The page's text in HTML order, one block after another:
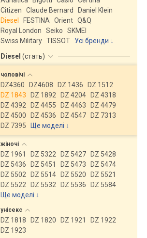
Citizen
Claude Bernard
Daniel Klein
Diesel
FESTINA Orient Q&Q
Royal London
Seiko
SKMEI
Swiss Military TISSOT
Усі бренди
Diesel (стать)
чоловічі
DZ4360 DZ4608 DZ 1436
DZ 1512
DZ 1843
DZ 1892 DZ 4204
DZ 4318
DZ 4392
DZ 4455 DZ 4463
DZ 4479
DZ 4500
DZ 4536 DZ 4547
DZ 7313
DZ 7395
Ще моделі ↓
жіночі
DZ 1961 DZ 5322 DZ 5427
DZ 5428
DZ 5436
DZ 5451 DZ 5473
DZ 5474
DZ 5502
DZ 5514 DZ 5520
DZ 5521
DZ 5522
DZ 5532 DZ 5536
DZ 5584
Ще моделі ↓
унісекс
DZ 1818 DZ 1820 DZ 1921
DZ 1922
DZ 1923